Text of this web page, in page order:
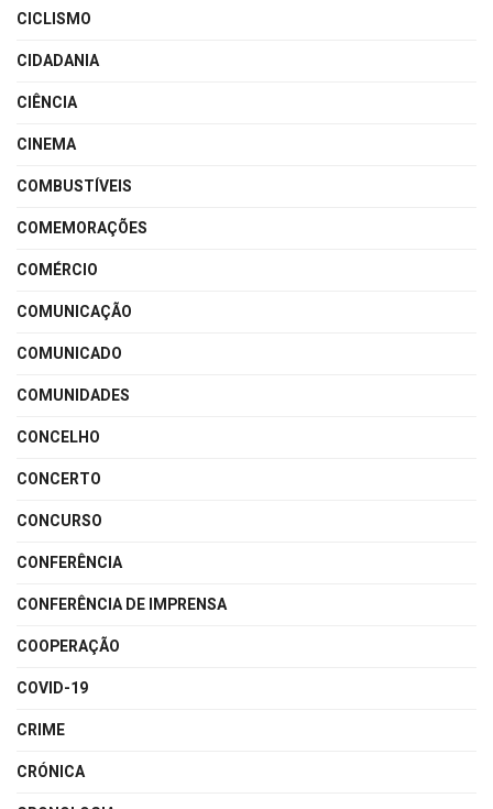
CICLISMO
CIDADANIA
CIÊNCIA
CINEMA
COMBUSTÍVEIS
COMEMORAÇÕES
COMÉRCIO
COMUNICAÇÃO
COMUNICADO
COMUNIDADES
CONCELHO
CONCERTO
CONCURSO
CONFERÊNCIA
CONFERÊNCIA DE IMPRENSA
COOPERAÇÃO
COVID-19
CRIME
CRÓNICA